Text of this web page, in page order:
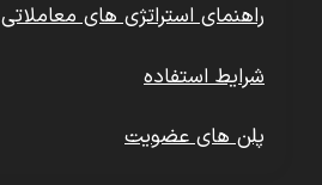
راهنمای استراتژی های معاملاتی
شرایط استفاده
پلن های عضویت